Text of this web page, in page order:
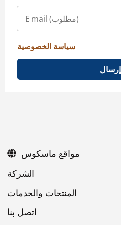
سياسة الخصوصية
إرسال
اتصل بنا
مواقع ماسكوس